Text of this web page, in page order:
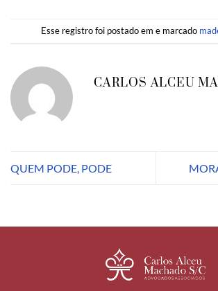
Esse registro foi postado em e marcado
CARLOS ALCEU
QUEM PODE, PODE